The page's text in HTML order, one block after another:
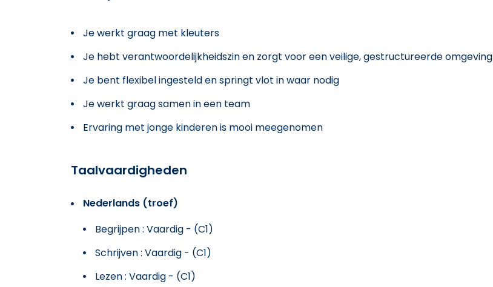
Je werkt graag met kleuters
Je hebt verantwoordelijkheidszin en zorgt voor een veilige, gestructureerde omgeving
Je bent flexibel ingesteld en springt vlot in waar nodig
Je werkt graag samen in een team
Ervaring met jonge kinderen is mooi meegenomen
Taalvaardigheden
Nederlands (troef)
Begrijpen : Vaardig - (C1)
Schrijven : Vaardig - (C1)
Lezen : Vaardig - (C1)